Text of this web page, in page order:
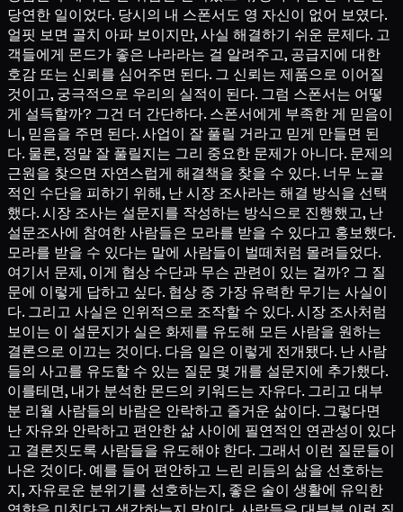
당연한 일이었다. 당시의 내 스폰서도 영 자신이 없어 보였다.
얼핏 보면 골치 아파 보이지만, 사실 해결하기 쉬운 문제다. 고
객들에게 몬드가 좋은 나라라는 걸 알려주고, 공급지에 대한
호감 또는 신뢰를 심어주면 된다. 그 신뢰는 제품으로 이어질
것이고, 궁극적으로 우리의 실적이 된다. 그럼 스폰서는 어떻
게 설득할까? 그건 더 간단하다. 스폰서에게 부족한 게 믿음이
니, 믿음을 주면 된다. 사업이 잘 풀릴 거라고 믿게 만들면 된
다. 물론, 정말 잘 풀릴지는 그리 중요한 문제가 아니다. 문제의
근원을 찾으면 자연스럽게 해결책을 찾을 수 있다. 너무 노골
적인 수단을 피하기 위해, 난 시장 조사라는 해결 방식을 선택
했다. 시장 조사는 설문지를 작성하는 방식으로 진행했고, 난
설문조사에 참여한 사람들은 모라를 받을 수 있다고 홍보했다.
모라를 받을 수 있다는 말에 사람들이 벌떼처럼 몰려들었다.
여기서 문제, 이게 협상 수단과 무슨 관련이 있는 걸까? 그 질
문에 이렇게 답하고 싶다. 협상 중 가장 유력한 무기는 사실이
다. 그리고 사실은 인위적으로 조작할 수 있다. 시장 조사처럼
보이는 이 설문지가 실은 화제를 유도해 모든 사람을 원하는
결론으로 이끄는 것이다. 다음 일은 이렇게 전개됐다. 난 사람
들의 사고를 유도할 수 있는 질문 몇 개를 설문지에 추가했다.
이를테면, 내가 분석한 몬드의 키워드는 자유다. 그리고 대부
분 리월 사람들의 바람은 안락하고 즐거운 삶이다. 그렇다면
난 자유와 안락하고 편안한 삶 사이에 필연적인 연관성이 있다
고 결론짓도록 사람들을 유도해야 한다. 그래서 이런 질문들이
나온 것이다. 예를 들어 편안하고 느린 리듬의 삶을 선호하는
지, 자유로운 분위기를 선호하는지, 좋은 술이 생활에 유익한